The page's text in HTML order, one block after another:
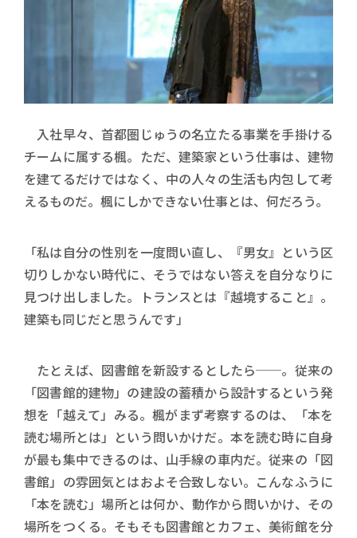
入社早々、首都圏じゅうの名立たる事業を手掛ける
チームに属する楓。ただ、建築家という仕事は、建物
を建てるだけではなく、中の人々の生活も内包して考
えるものだ。楓にしかできない仕事とは、何だろう。
「私は自分の性別を一度問い直し、『男女』という区
切りしかない時代に、そうではない答えを自分なりに
見つけ出しました。トランスとは『越境すること』。
建築も同じだと思うんです」
たとえば、図書館を新設するとしたら──。従来の
「図書館的建物」の建設の蓄積から設計するという発
想を「越えて」みる。楓がまず考察するのは、「本を
読む場所とは」という問いかけだ。本を読む時に自身
が最も集中できるのは、山手線の車内だ。従来の「図
書館」の雰囲気とはおよそ合致しない。こんなふうに
「本を読む」場所とは何か、動作から問いかけ、その
場所をつくる。そもそも図書館とカフェ、美術館を分